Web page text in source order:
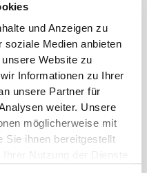
und Anzeigen zu
soziale Medien anbieten
Website zu
Informationen zu Ihrer
unsere Partner für
weiter. Unsere
möglicherweise mit
Sie ihnen bereitgestellt